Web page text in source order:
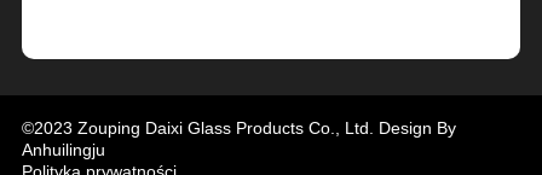
©2023 Zouping Daixi Glass Products Co., Ltd. Design By
Anhuilingju